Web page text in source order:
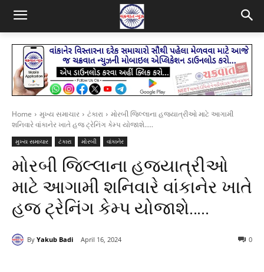
Home મુખ્ય સમાચાર ટંકારા
મોરબી જિલ્લાના હજયાત્રીઓ માટે આગામી
શનિવારે વાંકાનેર ખાતે હજ ટ્રેનિંગ કેમ્પ યોજાશે.....
મુખ્ય સમાચાર ટંકારા મોરબી વાંકાનેર
મોરબી જિલ્લાના હજયાત્રીઓ
માટે આગામી શનિવારે વાંકાનેર ખાતે
હજ ટ્રેનિંગ કેમ્પ યોજાશે…..
By Yakub Badi April 16, 2024 0